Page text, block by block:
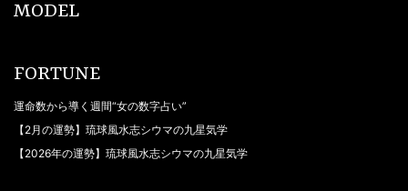
MODEL
FORTUNE
運命数から導く週間“女の数字占い”
【2月の運勢】琉球風水志シウマの九星気学
【2026年の運勢】琉球風水志シウマの九星気学